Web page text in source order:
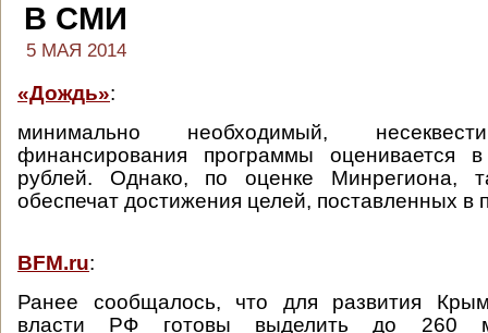
В СМИ
5 МАЯ 2014
«Дождь»:
минимально необходимый,
финансирования программы оценивается
рублей. Однако, по оценке Минрегиона,
обеспечат достижения целей, поставленных в
BFM.ru:
Ранее сообщалось, что для развития
власти РФ готовы выделить до 260